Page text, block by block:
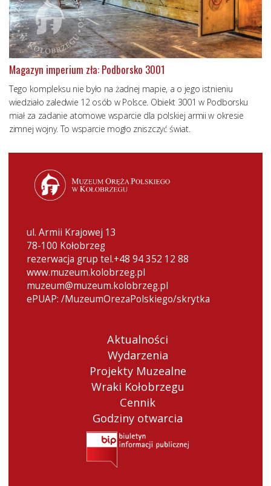
Magazyn imperium zła: Podborsko 3001
Tego kompleksu nie było na żadnej mapie, a o jego istnieniu
wiedziało zaledwie 12 osób w Polsce. Obiekt 3001 w Podborsku
miał za zadanie atomowe wsparcie dla polskiej armii w okresie
zimnej wojny. To wsparcie mogło zniszczyć świat.
ul. Armii Krajowej 13
78-100 Kołobrzeg
rezerwacja grup tel.+48 94 352 12 88
www.muzeum.kolobrzeg.pl
muzeum@muzeum.kolobrzeg.pl
ePUAP: /MuzeumOrezaPolskiego/skrytka
Aktualności
Wydarzenia
Projekty Muzealne
Wraki Kołobrzegu
Cennik
Godziny otwarcia